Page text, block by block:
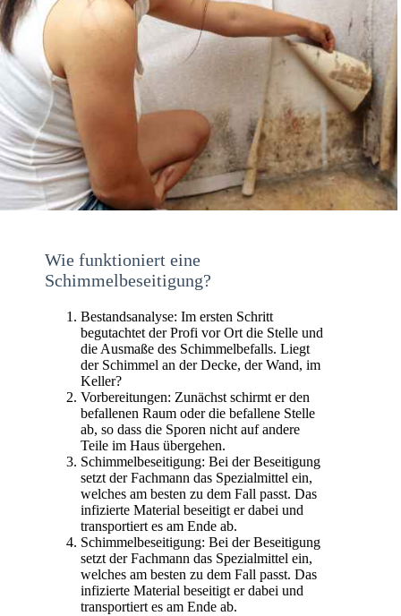
Wie funktioniert eine
Schimmelbeseitigung?
Bestandsanalyse: Im ersten Schritt
begutachtet der Profi vor Ort die Stelle und
die Ausmaße des Schimmelbefalls. Liegt
der Schimmel an der Decke, der Wand, im
Keller?
Vorbereitungen: Zunächst schirmt er den
befallenen Raum oder die befallene Stelle
ab, so dass die Sporen nicht auf andere
Teile im Haus übergehen.
Schimmelbeseitigung: Bei der Beseitigung
setzt der Fachmann das Spezialmittel ein,
welches am besten zu dem Fall passt. Das
infizierte Material beseitigt er dabei und
transportiert es am Ende ab.
Schimmelbeseitigung: Bei der Beseitigung
setzt der Fachmann das Spezialmittel ein,
welches am besten zu dem Fall passt. Das
infizierte Material beseitigt er dabei und
transportiert es am Ende ab.